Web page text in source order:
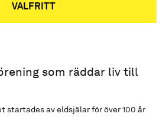
VALFRITT
som räddar liv till
startades av eldsjälar för över 100 år